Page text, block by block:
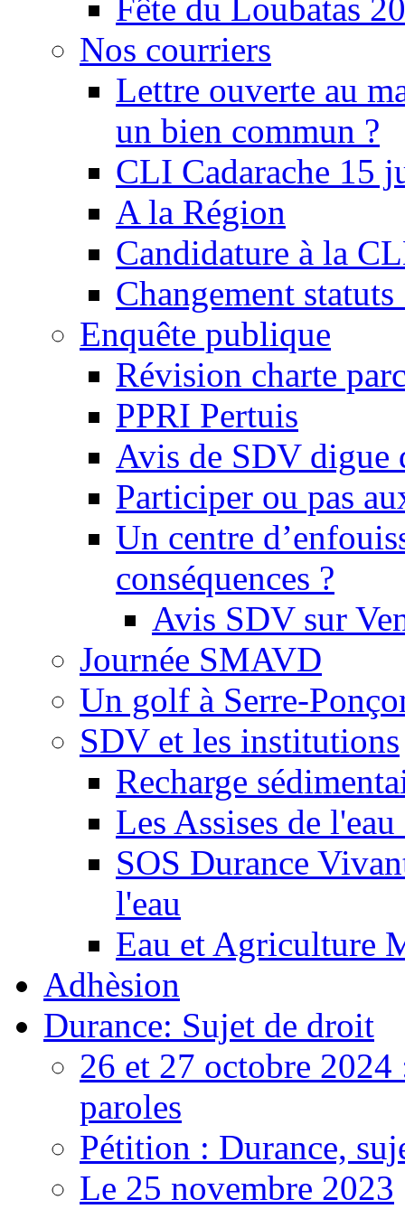
Fête du Loubatas
Nos courriers
Lettre ouverte au
un bien commun ?
CLI Cadarache 15
A la Région
Candidature à la
Changement
Enquête publique
Révision charte
PPRI Pertuis
Avis de SDV digue
Participer ou pas
Un centre
conséquences ?
Avis SDV sur
Journée SMAVD
Un golf à Serre-
SDV et les institutions
Recharge
Les Assises de
SOS Durance
l'eau
Eau et Agriculture
Adhèsion
Durance: Sujet de droit
26 et 27 octobre 2024
paroles
Pétition : Durance,
Le 25 novembre 2023